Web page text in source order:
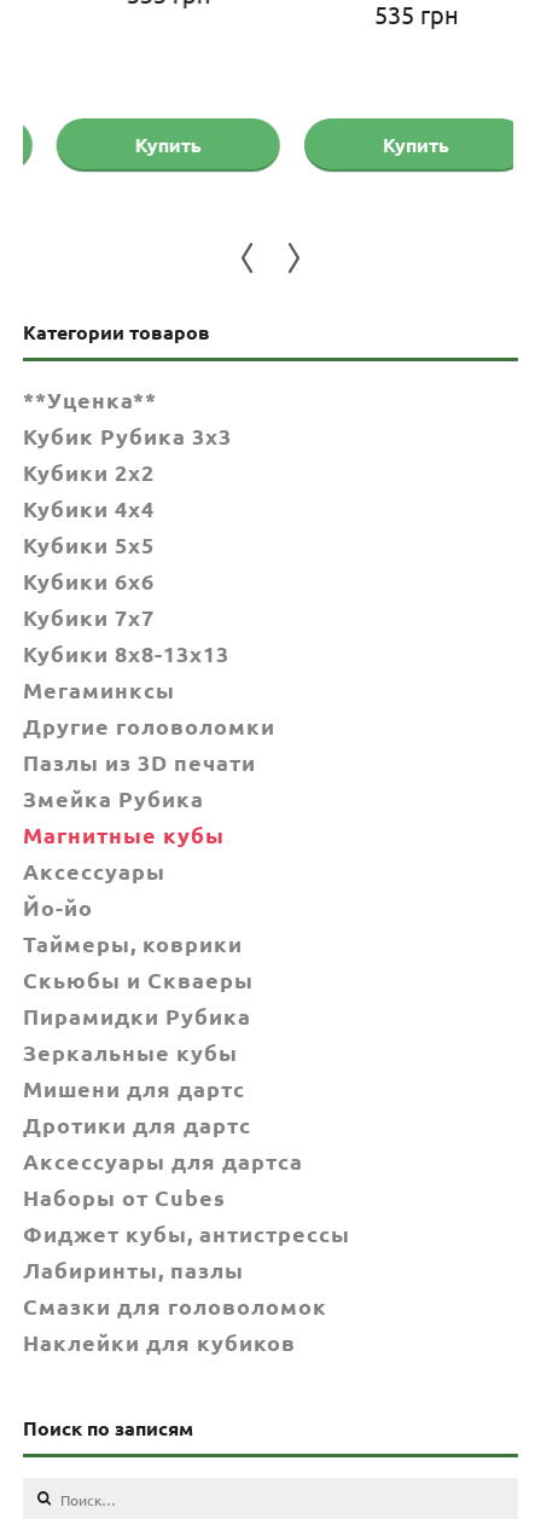
Купить
535грн
Купить
Категории товаров
**Уценка**
Кубик Рубика 3x3
Кубики 2x2
Кубики 4x4
Кубики 5x5
Кубики 6х6
Кубики 7х7
Кубики 8x8-13x13
Мегаминксы
Другие головоломки
Пазлы из 3D печати
Змейка Рубика
Магнитные кубы
Аксессуары
Йо-йо
Таймеры, коврики
Скьюбы и Скваеры
Пирамидки Рубика
Зеркальные кубы
Мишени для дартс
Дротики для дартс
Аксессуары для дартса
Наборы от Cubes
Фиджет кубы, антистрессы
Лабиринты, пазлы
Смазки для головоломок
Наклейки для кубиков
Поиск по записям
Найти: